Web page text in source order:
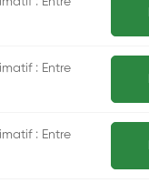
: Entre
: Entre